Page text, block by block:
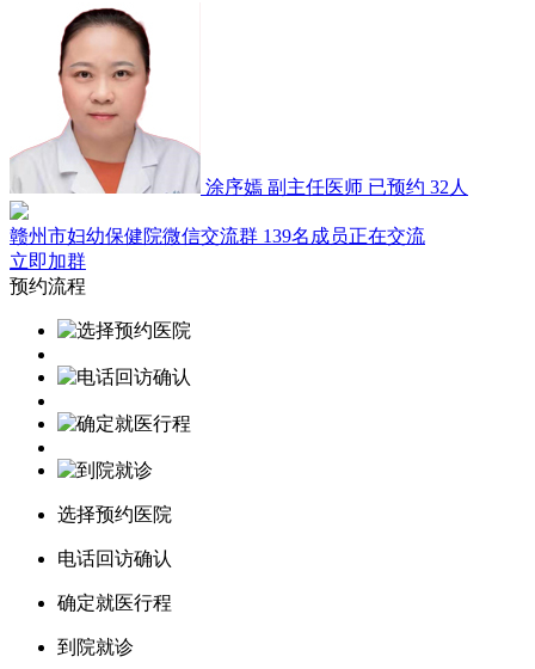
涂序嫣 副主任医师 已预约 32人
赣州市妇幼保健院微信交流群 139名成员正在交流
立即加群
预约流程
选择预约医院
电话回访确认
确定就医行程
到院就诊